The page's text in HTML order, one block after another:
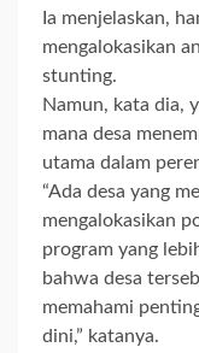
Ia menjelaskan,
mengalokasikan
stunting.
Namun, kata dia,
mana desa
utama dalam
“Ada desa yang
mengalokasikan
program yang
bahwa desa
memahami
dini,” katanya.